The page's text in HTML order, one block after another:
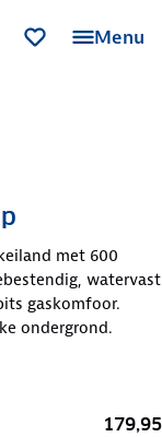
Menu
met 600
watervast
gaskomfoor.
ondergrond.
179,95